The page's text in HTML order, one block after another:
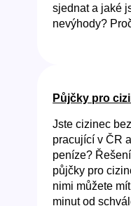
sjednat a jaké
nevýhody?
Půjčky pro
Jste cizinec
pracující v ČR
peníze?
půjčky pro
nimi můžete
minut od